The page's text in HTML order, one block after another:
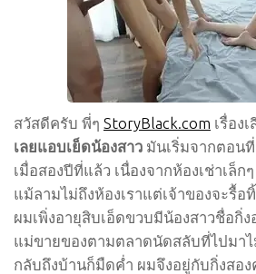
สวัสดีครับ พี่ๆ StoryBlack.com เรื่องเ
เลยแอบเย็ดน้องสาว มันเริ่มจากตอน
เมื่อสองปีที่แล้ว เนื่องจากห้องเช่าเล็ก
แม้ลามไม่ถึงห้องเราแต่เจ้าของจะรื้อ
ผมเพิ่งอายุสิบเอ็ดขวบมีน้องสาวชื่อกิ่
แม่ขายของตามตลาดนัดสลับที่ไปมา
กลับถึงบ้านก็มืดค่ำ ผมจึงอยู่กับกิ่งสอ